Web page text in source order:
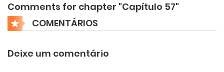
Comments for chapter "Capítulo 57"
COMENTÁRIOS
Deixe um comentário